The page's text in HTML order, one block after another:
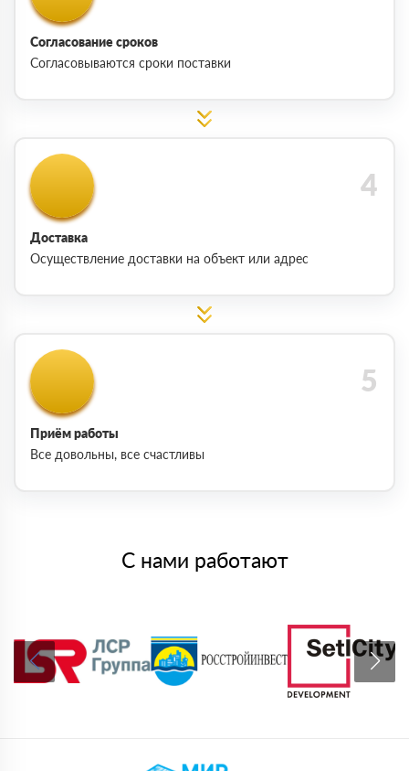
Согласование сроков
Согласовываются сроки поставки
Доставка
Осуществление доставки на объект или адрес
Приём работы
Все довольны, все счастливы
С нами работают